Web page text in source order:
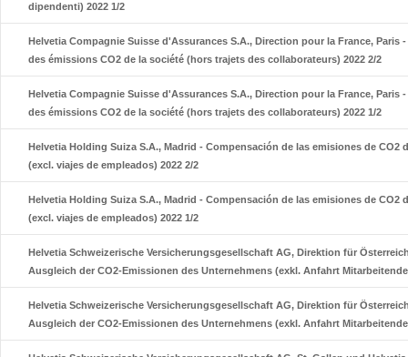
dipendenti) 2022 1/2
Helvetia Compagnie Suisse d'Assurances S.A., Direction pour la France, Paris
des émissions CO2 de la société (hors trajets des collaborateurs) 2022 2/2
Helvetia Compagnie Suisse d'Assurances S.A., Direction pour la France, Paris
des émissions CO2 de la société (hors trajets des collaborateurs) 2022 1/2
Helvetia Holding Suiza S.A., Madrid - Compensación de las emisiones de CO2
(excl. viajes de empleados) 2022 2/2
Helvetia Holding Suiza S.A., Madrid - Compensación de las emisiones de CO2
(excl. viajes de empleados) 2022 1/2
Helvetia Schweizerische Versicherungsgesellschaft AG, Direktion für
Ausgleich der CO2-Emissionen des Unternehmens (exkl. Anfahrt
Helvetia Schweizerische Versicherungsgesellschaft AG, Direktion für
Ausgleich der CO2-Emissionen des Unternehmens (exkl. Anfahrt